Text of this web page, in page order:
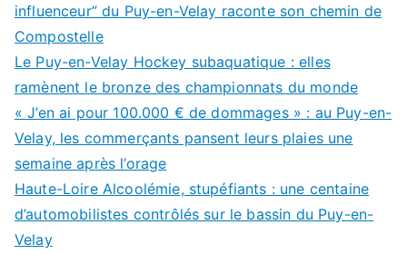
influenceur” du Puy-en-Velay raconte son chemin de
Compostelle
Le Puy-en-Velay Hockey subaquatique : elles
ramènent le bronze des championnats du monde
« J’en ai pour 100.000 € de dommages » : au Puy-en-
Velay, les commerçants pansent leurs plaies une
semaine après l’orage
Haute-Loire Alcoolémie, stupéfiants : une centaine
d’automobilistes contrôlés sur le bassin du Puy-en-
Velay